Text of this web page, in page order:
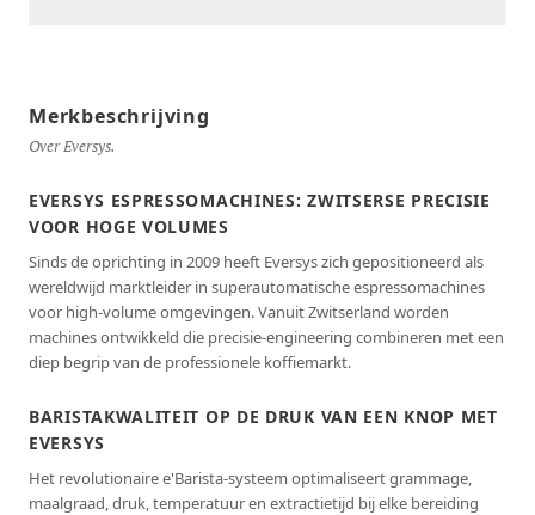
Merkbeschrijving
Over Eversys.
EVERSYS ESPRESSOMACHINES: ZWITSERSE PRECISIE
VOOR HOGE VOLUMES
Sinds de oprichting in 2009 heeft Eversys zich gepositioneerd als
wereldwijd marktleider in superautomatische espressomachines
voor high-volume omgevingen. Vanuit Zwitserland worden
machines ontwikkeld die precisie-engineering combineren met een
diep begrip van de professionele koffiemarkt.
BARISTAKWALITEIT OP DE DRUK VAN EEN KNOP MET
EVERSYS
Het revolutionaire e'Barista-systeem optimaliseert grammage,
maalgraad, druk, temperatuur en extractietijd bij elke bereiding